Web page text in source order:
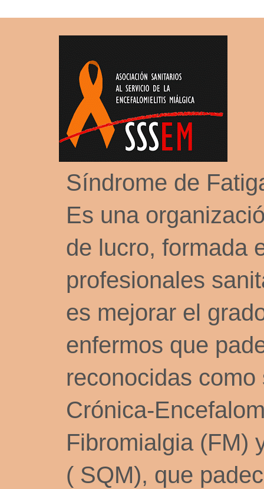
Síndrome de
Es una
de lucro, formada
profesionales
es mejorar el
enfermos que
reconocidas
Crónica-
Fibromialgia (FM)
( SQM), que